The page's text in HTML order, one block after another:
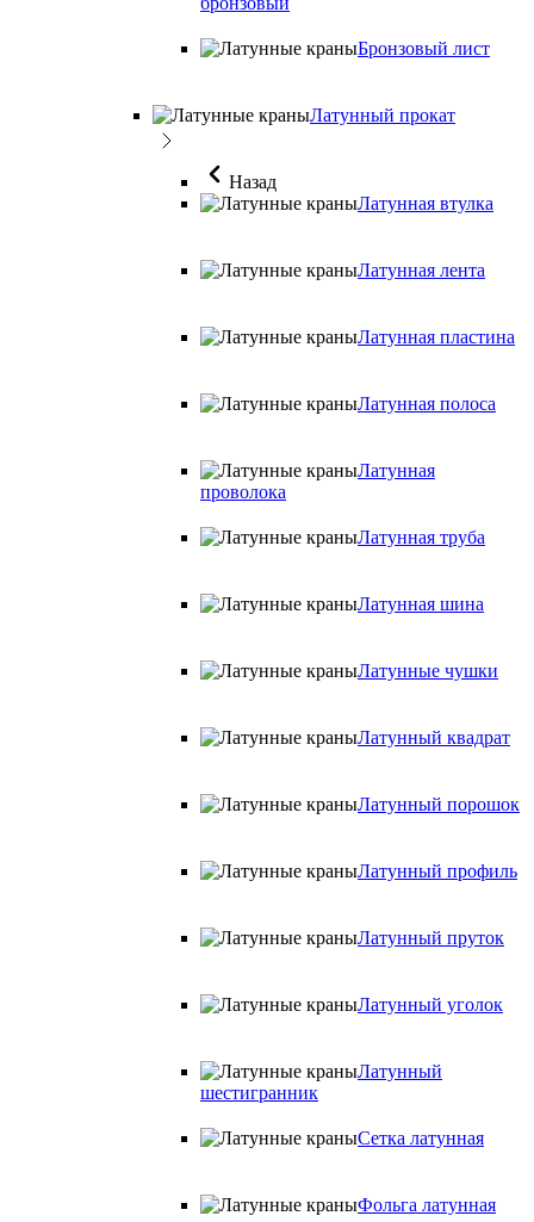
Бронзовый лист
Латунный прокат
Назад
Латунная втулка
Латунная лента
Латунная пластина
Латунная полоса
Латунная
проволока
Латунная труба
Латунная шина
Латунные чушки
Латунный квадрат
Латунный порошок
Латунный профиль
Латунный пруток
Латунный уголок
Латунный
шестигранник
Сетка латунная
Фольга латунная